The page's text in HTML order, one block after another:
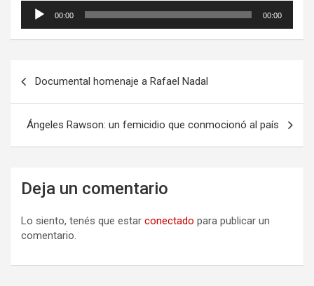
Reproductor
audio
00:00 00:00
Documental homenaje a Rafael Nadal
Ángeles Rawson: un femicidio que conmocionó al país
Deja un comentario
Lo siento, tenés que estar conectado para publicar un
comentario.